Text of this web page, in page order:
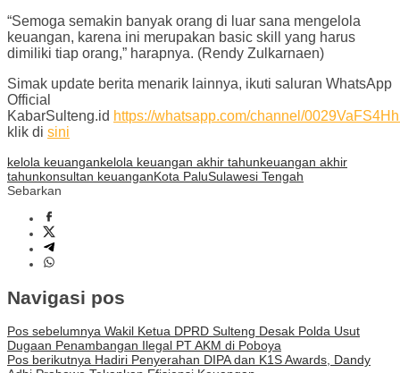
“Semoga semakin banyak orang di luar sana mengelola
keuangan, karena ini merupakan basic skill yang harus
dimiliki tiap orang,” harapnya. (Rendy Zulkarnaen)
Simak update berita menarik lainnya, ikuti saluran WhatsApp
Official
KabarSulteng.id https://whatsapp.com/channel/
klik di sini
kelola keuangankelola keuangan akhir tahunkeuangan akhir
tahunkonsultan keuanganKota PaluSulawesi Tengah
Sebarkan
Navigasi pos
Pos sebelumnya Wakil Ketua DPRD Sulteng Desak Polda Usut
Dugaan Penambangan Ilegal PT AKM di Poboya
Pos berikutnya Hadiri Penyerahan DIPA dan K1S Awards, Dandy